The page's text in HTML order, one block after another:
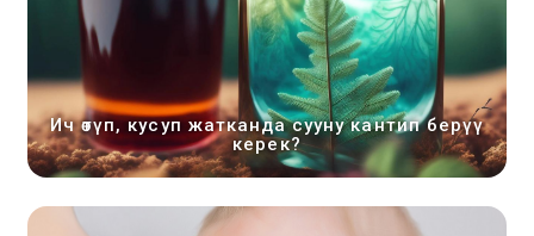
Ич өтүп, кусуп жатканда сууну кантип берүү
керек?